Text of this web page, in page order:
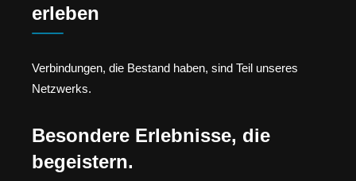
erleben
Verbindungen, die Bestand haben, sind Teil unseres
Netzwerks.
Besondere Erlebnisse, die
begeistern.